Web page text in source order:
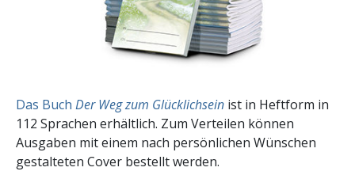
Das Buch Der Weg zum Glücklichsein ist in Heftform in
112 Sprachen erhältlich. Zum Verteilen können
Ausgaben mit einem nach persönlichen Wünschen
gestalteten Cover bestellt werden.